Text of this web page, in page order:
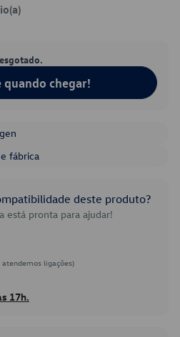
quando chegar!
fábrica
deste produto?
está pronta para ajudar!
ligações)
17h.